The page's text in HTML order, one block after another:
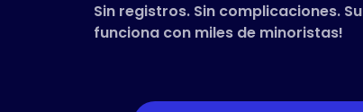
Sin registros. Sin complicaciones.
funciona con miles de minoristas!